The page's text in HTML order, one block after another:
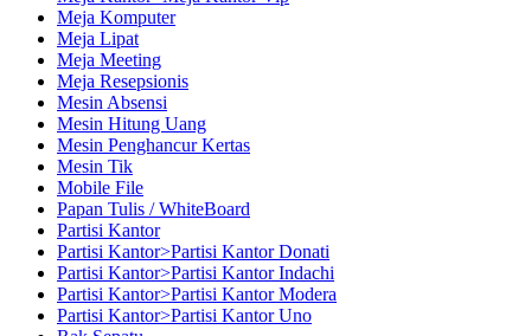
Meja Komputer
Meja Lipat
Meja Meeting
Meja Resepsionis
Mesin Absensi
Mesin Hitung Uang
Mesin Penghancur Kertas
Mesin Tik
Mobile File
Papan Tulis / WhiteBoard
Partisi Kantor
Partisi Kantor>Partisi Kantor Donati
Partisi Kantor>Partisi Kantor Indachi
Partisi Kantor>Partisi Kantor Modera
Partisi Kantor>Partisi Kantor Uno